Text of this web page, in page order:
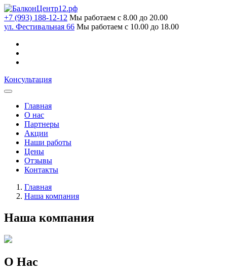
+7 (993) 188-12-12 Мы работаем с 8.00 до 20.00
ул. Фестивальная 66 Мы работаем с 10.00 до 18.00
Консультация
Главная
О нас
Партнеры
Акции
Наши работы
Цены
Отзывы
Контакты
Главная
Наша компания
Наша компания
О Нас